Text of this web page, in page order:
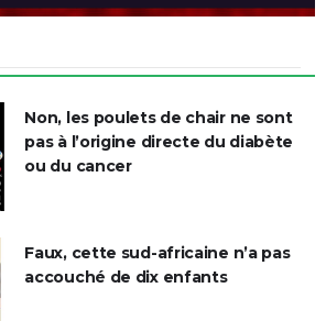
Non, les poulets de chair ne sont
pas à l’origine directe du diabète
Faux, cette sud-africaine n’a pas